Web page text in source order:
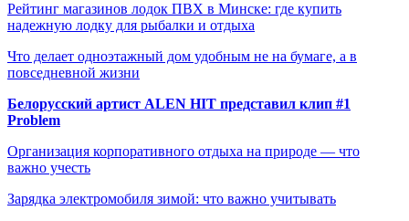
Рейтинг магазинов лодок ПВХ в Минске: где купить
надежную лодку для рыбалки и отдыха
Что делает одноэтажный дом удобным не на бумаге, а в
повседневной жизни
Белорусский артист ALEN HIT представил клип #1
Problem
Организация корпоративного отдыха на природе — что
важно учесть
Зарядка электромобиля зимой: что важно учитывать